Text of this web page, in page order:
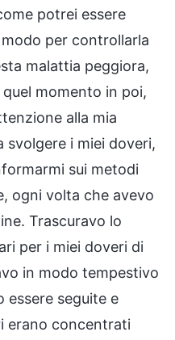
potrei essere
per controllarla
malattia peggiora,
momento in poi,
alla mia
svolgere i miei doveri,
sui metodi
ogni volta che avevo
Trascuravo lo
per i miei doveri di
in modo tempestivo
essere seguite e
erano concentrati